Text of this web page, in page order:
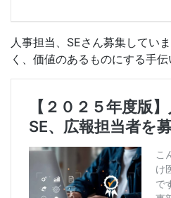
人事担当、SEさん募集してい
く、価値のあるものにする手